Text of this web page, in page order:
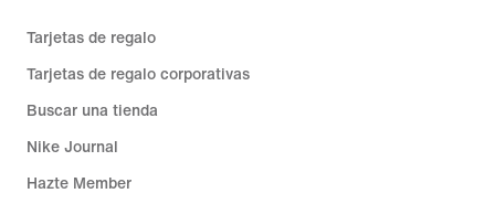
Tarjetas de regalo
Tarjetas de regalo corporativas
Buscar una tienda
Nike Journal
Hazte Member